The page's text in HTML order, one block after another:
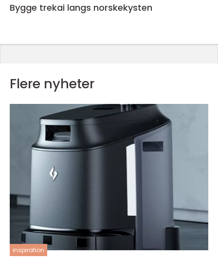
Bygge trekai langs norskekysten
Flere nyheter
inspiration